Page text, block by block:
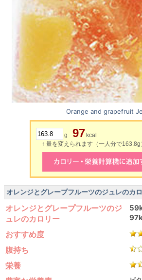
Orange and grapefruit
g 97 kcal
↑ 量を変えられます（一人分で163.8g
オレンジとグレープフルーツのジュレのカ
オレンジとグレープフルーツのジ
ュレのカロリー
おすすめ度
腹持ち
栄養